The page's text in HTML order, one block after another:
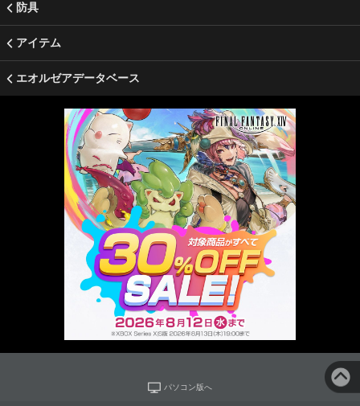
防具
アイテム
エオルゼアデータベース
パソコン版へ